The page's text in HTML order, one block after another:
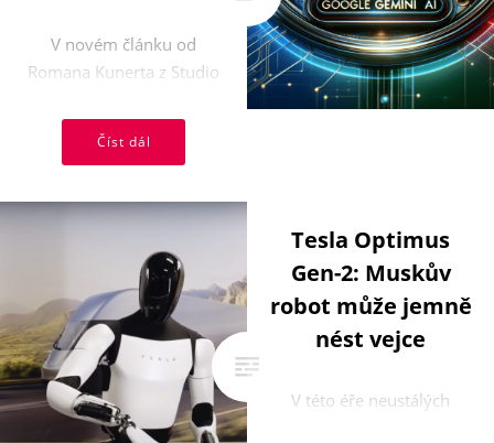
V novém článku od
Romana Kunerta z Studio
dozvíme o revolučním
Číst dál
Tesla Optimus
Gen-2: Muskův
robot může jemně
nést vejce
V této éře neustálých